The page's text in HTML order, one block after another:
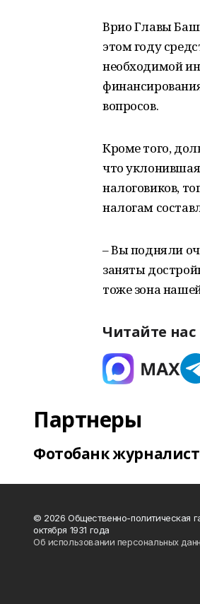
Врио Главы
этом году
необходимой
вопросов.
Кроме того,
что
налоговиков,
налогам
– Вы подняли
заняты
тоже зона
Читайте нас
Партнеры
Фотобанк
© 2026 Общественно-политическая
октября 1931 года
Об использовании персональных